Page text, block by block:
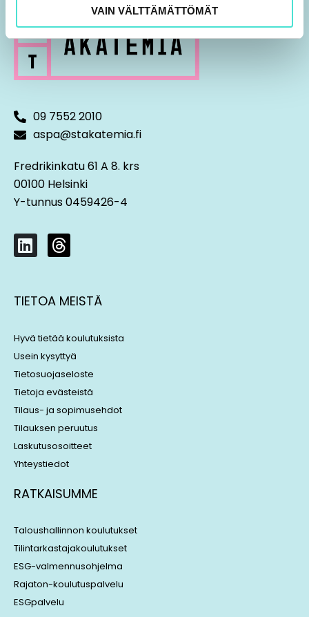
VAIN VÄLTTÄMÄTTÖMÄT
09 7552 2010
aspa@stakatemia.fi
Fredrikinkatu 61 A 8. krs
00100 Helsinki
Y-tunnus 0459426-4
L
i
k
e
i
n
T
h
e
a
s
TIETOA MEISTÄ
Hyvä tietää koulutuksista
Usein kysyttyä
Tietosuojaseloste
Tietoja evästeistä
Tilaus- ja sopimusehdot
Tilauksen peruutus
Laskutusosoitteet
Yhteystiedot
RATKAISUMME
Taloushallinnon koulutukset
Tilintarkastajakoulutukset
ESG-valmennusohjelma
Rajaton-koulutuspalvelu
ESGpalvelu